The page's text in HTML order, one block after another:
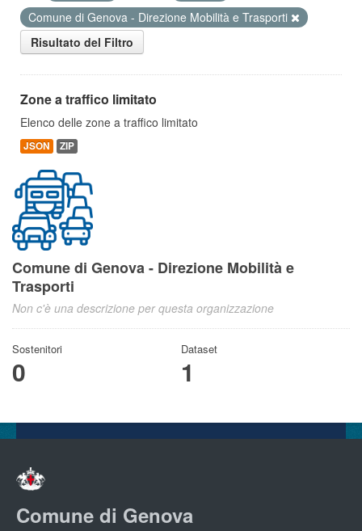
Comune di Genova - Direzione Mobilità e Trasporti
Risultato del Filtro
Zone a traffico limitato
Elenco delle zone a traffico limitato
JSON ZIP
Comune di Genova - Direzione Mobilità e
Trasporti
Non c'è una descrizione per questa organizzazione
Sostenitori
0
Dataset
1
Comune di Genova